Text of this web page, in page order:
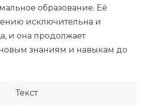
образование. Её
исключительна и
и она продолжает
знаниям и навыкам до
Текст